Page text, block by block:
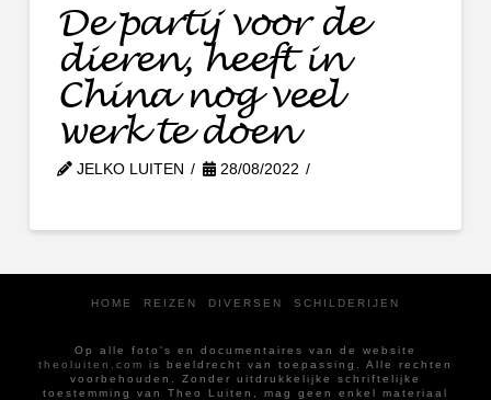
De partij voor de
dieren, heeft in
China nog veel
werk te doen
JELKO LUITEN 28/08/2022
HOME REIZEN DIVERSEN SCHILDERIJEN
Op alle foto's en documentaires van de website
theoluiten.com
is beeldrecht van toepassing. Alle rechten
voorbehouden. Zonder uitdrukkelijke schriftelijke
toestemming van Theo Luiten, mag geen enkel materiaal